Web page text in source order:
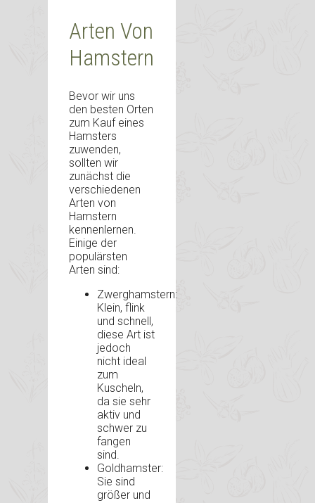
Arten Von
Hamstern
Bevor wir uns
den besten Orten
zum Kauf eines
Hamsters
zuwenden,
sollten wir
zunächst die
verschiedenen
Arten von
Hamstern
kennenlernen.
Einige der
populärsten
Arten sind:
Zwerghamstern:
Klein, flink
und schnell,
diese Art ist
jedoch
nicht ideal
zum
Kuscheln,
da sie sehr
aktiv und
schwer zu
fangen
sind.
Goldhamster:
Sie sind
größer und